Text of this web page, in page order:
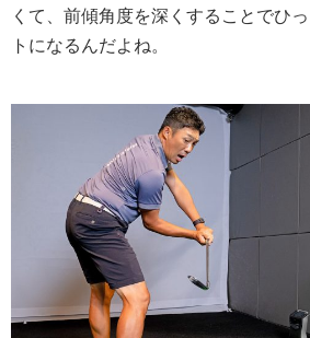
くて、前傾角度を深くすることでひ
トになるんだよね。